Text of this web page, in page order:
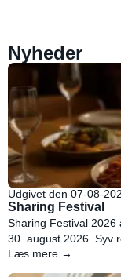
Nyheder
Udgivet den 07-08-
Sharing Festival
Sharing Festival
30. august 2026. Syv
Læs mere →